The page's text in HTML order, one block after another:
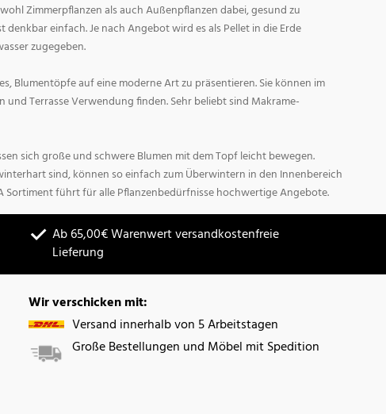
Zimmerpflanzen als auch Außenpflanzen dabei, gesund zu
denkbar einfach. Je nach Angebot wird es als Pellet in die Erde
zugegeben.
Blumentöpfe auf eine moderne Art zu präsentieren. Sie können im
und Terrasse Verwendung finden. Sehr beliebt sind Makrame-
sich große und schwere Blumen mit dem Topf leicht bewegen.
sind, können so einfach zum Überwintern in den Innenbereich
Sortiment führt für alle Pflanzenbedürfnisse hochwertige Angebote.
Ab 65,00€ Warenwert versandkostenfreie
Lieferung
Wir verschicken mit:
Versand innerhalb von 5 Arbeitstagen
Große Bestellungen und Möbel mit Spedition